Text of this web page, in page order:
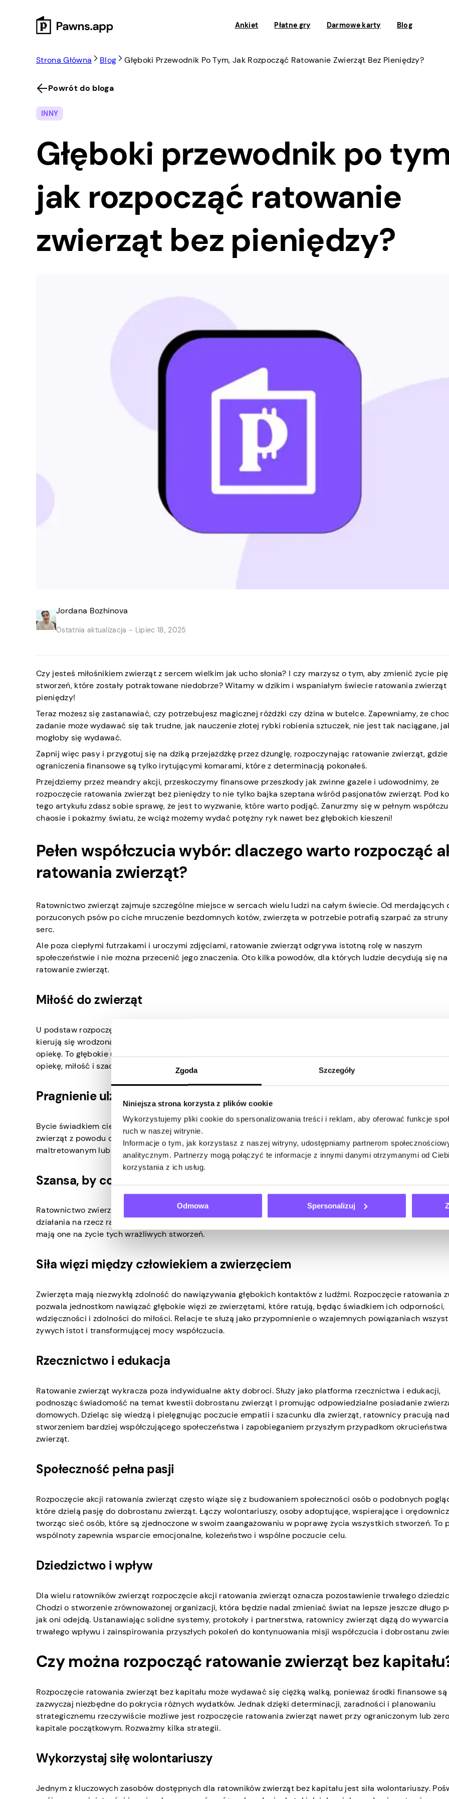
Zgoda Szczegóły
Niniejsza strona korzysta z plików cookie
Wykorzystujemy pliki cookie do spersonalizowania treści i reklam, aby oferować funkcje
ruch w naszej witrynie.
Informacje o tym, jak korzystasz z naszej witryny, udostępniamy partnerom
analitycznym. Partnerzy mogą połączyć te informacje z innymi danymi otrzymanymi od
korzystania z ich usług.
Odmowa Spersonalizuj
Ankiet Płatne gry Darmowe karty Blog
Strona Główna Blog Głęboki Przewodnik Po Tym, Jak Rozpocząć Ratowanie Zwierząt Bez Pieniędzy?
Powrót do bloga
INNY
Głęboki przewodnik po
jak rozpocząć ratowanie
zwierząt bez pieniędzy?
Jordana Bozhinova
Ostatnia aktualizacja - Lipiec 18, 2025
Czy jesteś miłośnikiem zwierząt z sercem wielkim jak ucho słonia? I czy marzysz o tym, aby zmienić życie
stworzeń, które zostały potraktowane niedobrze? Witamy w dzikim i wspaniałym świecie ratowania zwierząt
pieniędzy!
Teraz możesz się zastanawiać, czy potrzebujesz magicznej różdżki czy dżina w butelce. Zapewniamy, że
zadanie może wydawać się tak trudne, jak nauczenie złotej rybki robienia sztuczek, nie jest tak naciągane,
mogłoby się wydawać.
Zapnij więc pasy i przygotuj się na dziką przejażdżkę przez dżunglę, rozpoczynając ratowanie zwierząt, gdzie
ograniczenia finansowe są tylko irytującymi komarami, które z determinacją pokonałeś.
Przejdziemy przez meandry akcji, przeskoczymy finansowe przeszkody jak zwinne gazele i udowodnimy, że
rozpoczęcie ratowania zwierząt bez pieniędzy to nie tylko bajka szeptana wśród pasjonatów zwierząt. Pod
tego artykułu zdasz sobie sprawę, że jest to wyzwanie, które warto podjąć. Zanurzmy się w pełnym
chaosie i pokażmy światu, że wciąż możemy wydać potężny ryk nawet bez głębokich kieszeni!
Pełen współczucia wybór: dlaczego warto rozpocząć
ratowania zwierząt?
Ratownictwo zwierząt zajmuje szczególne miejsce w sercach wielu ludzi na całym świecie. Od merdających
porzuconych psów po ciche mruczenie bezdomnych kotów, zwierzęta w potrzebie potrafią szarpać za
serc.
Ale poza ciepłymi futrzakami i uroczymi zdjęciami, ratowanie zwierząt odgrywa istotną rolę w naszym
społeczeństwie i nie można przecenić jego znaczenia. Oto kilka powodów, dla których ludzie decydują się na
ratowanie zwierząt.
Miłość do zwierząt
U podstaw rozpoczęcia ratowania zwierząt leży głęboka miłość i więź ze zwierzętami. Miłośnicy zwierząt
kierują się wrodzoną empatią i współczuciem, czują silną więź ze zwierzętami oraz odpowiedzialność za ich
opiekę. To głębokie uczucie motywuje ich do podjęcia działań i zapewnienia, że zwierzęta w potrzebie
opiekę, miłość i szacunek, na jakie zasługują.
Pragnienie ulżenia cierpieniu
Bycie świadkiem cierpienia i złego traktowania zwierząt może rozdzierać serce. Ludzie rozpoczynają
zwierząt z powodu chęci złagodzenia tego cierpienia i zapewnienia bezpiecznego schronienia porzuconym,
maltretowanym lub zaniedbanym stworzeniom.
Szansa, by coś zmienić
Ratownictwo zwierząt to namacalny sposób na dokonanie znaczącej zmiany na świecie. Podejmując
działania na rzecz ratowania i opieki nad zwierzętami, ludzie mogą na własne oczy zobaczyć pozytywny
mają one na życie tych wrażliwych stworzeń.
Siła więzi między człowiekiem a zwierzęciem
Zwierzęta mają niezwykłą zdolność do nawiązywania głębokich kontaktów z ludźmi. Rozpoczęcie ratowania
pozwala jednostkom nawiązać głębokie więzi ze zwierzętami, które ratują, będąc świadkiem ich odporności,
wdzięczności i zdolności do miłości. Relacje te służą jako przypomnienie o wzajemnych powiązaniach
żywych istot i transformującej mocy współczucia.
Rzecznictwo i edukacja
Ratowanie zwierząt wykracza poza indywidualne akty dobroci. Służy jako platforma rzecznictwa i edukacji,
podnosząc świadomość na temat kwestii dobrostanu zwierząt i promując odpowiedzialne posiadanie
domowych. Dzieląc się wiedzą i pielęgnując poczucie empatii i szacunku dla zwierząt, ratownicy pracują nad
stworzeniem bardziej współczującego społeczeństwa i zapobieganiem przyszłym przypadkom
zwierząt.
Społeczność pełna pasji
Rozpoczęcie akcji ratowania zwierząt często wiąże się z budowaniem społeczności osób o podobnych
które dzielą pasję do dobrostanu zwierząt. Łączy wolontariuszy, osoby adoptujące, wspierające i
tworząc sieć osób, które są zjednoczone w swoim zaangażowaniu w poprawę życia wszystkich stworzeń. To
wspólnoty zapewnia wsparcie emocjonalne, koleżeństwo i wspólne poczucie celu.
Dziedzictwo i wpływ
Dla wielu ratowników zwierząt rozpoczęcie akcji ratowania zwierząt oznacza pozostawienie trwałego
Chodzi o stworzenie zrównoważonej organizacji, która będzie nadal zmieniać świat na lepsze jeszcze długo
jak oni odejdą. Ustanawiając solidne systemy, protokoły i partnerstwa, ratownicy zwierząt dążą do wywarcia
trwałego wpływu i zainspirowania przyszłych pokoleń do kontynuowania misji współczucia i dobrostanu
Czy można rozpocząć ratowanie zwierząt bez
Rozpoczęcie ratowania zwierząt bez kapitału może wydawać się ciężką walką, ponieważ środki finansowe są
zazwyczaj niezbędne do pokrycia różnych wydatków. Jednak dzięki determinacji, zaradności i planowaniu
strategicznemu rzeczywiście możliwe jest rozpoczęcie ratowania zwierząt nawet przy ograniczonym lub
kapitale początkowym. Rozważmy kilka strategii.
Wykorzystaj siłę wolontariuszy
Jednym z kluczowych zasobów dostępnych dla ratowników zwierząt bez kapitału jest siła wolontariuszy.